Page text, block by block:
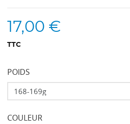
17,00 €
TTC
POIDS
COULEUR